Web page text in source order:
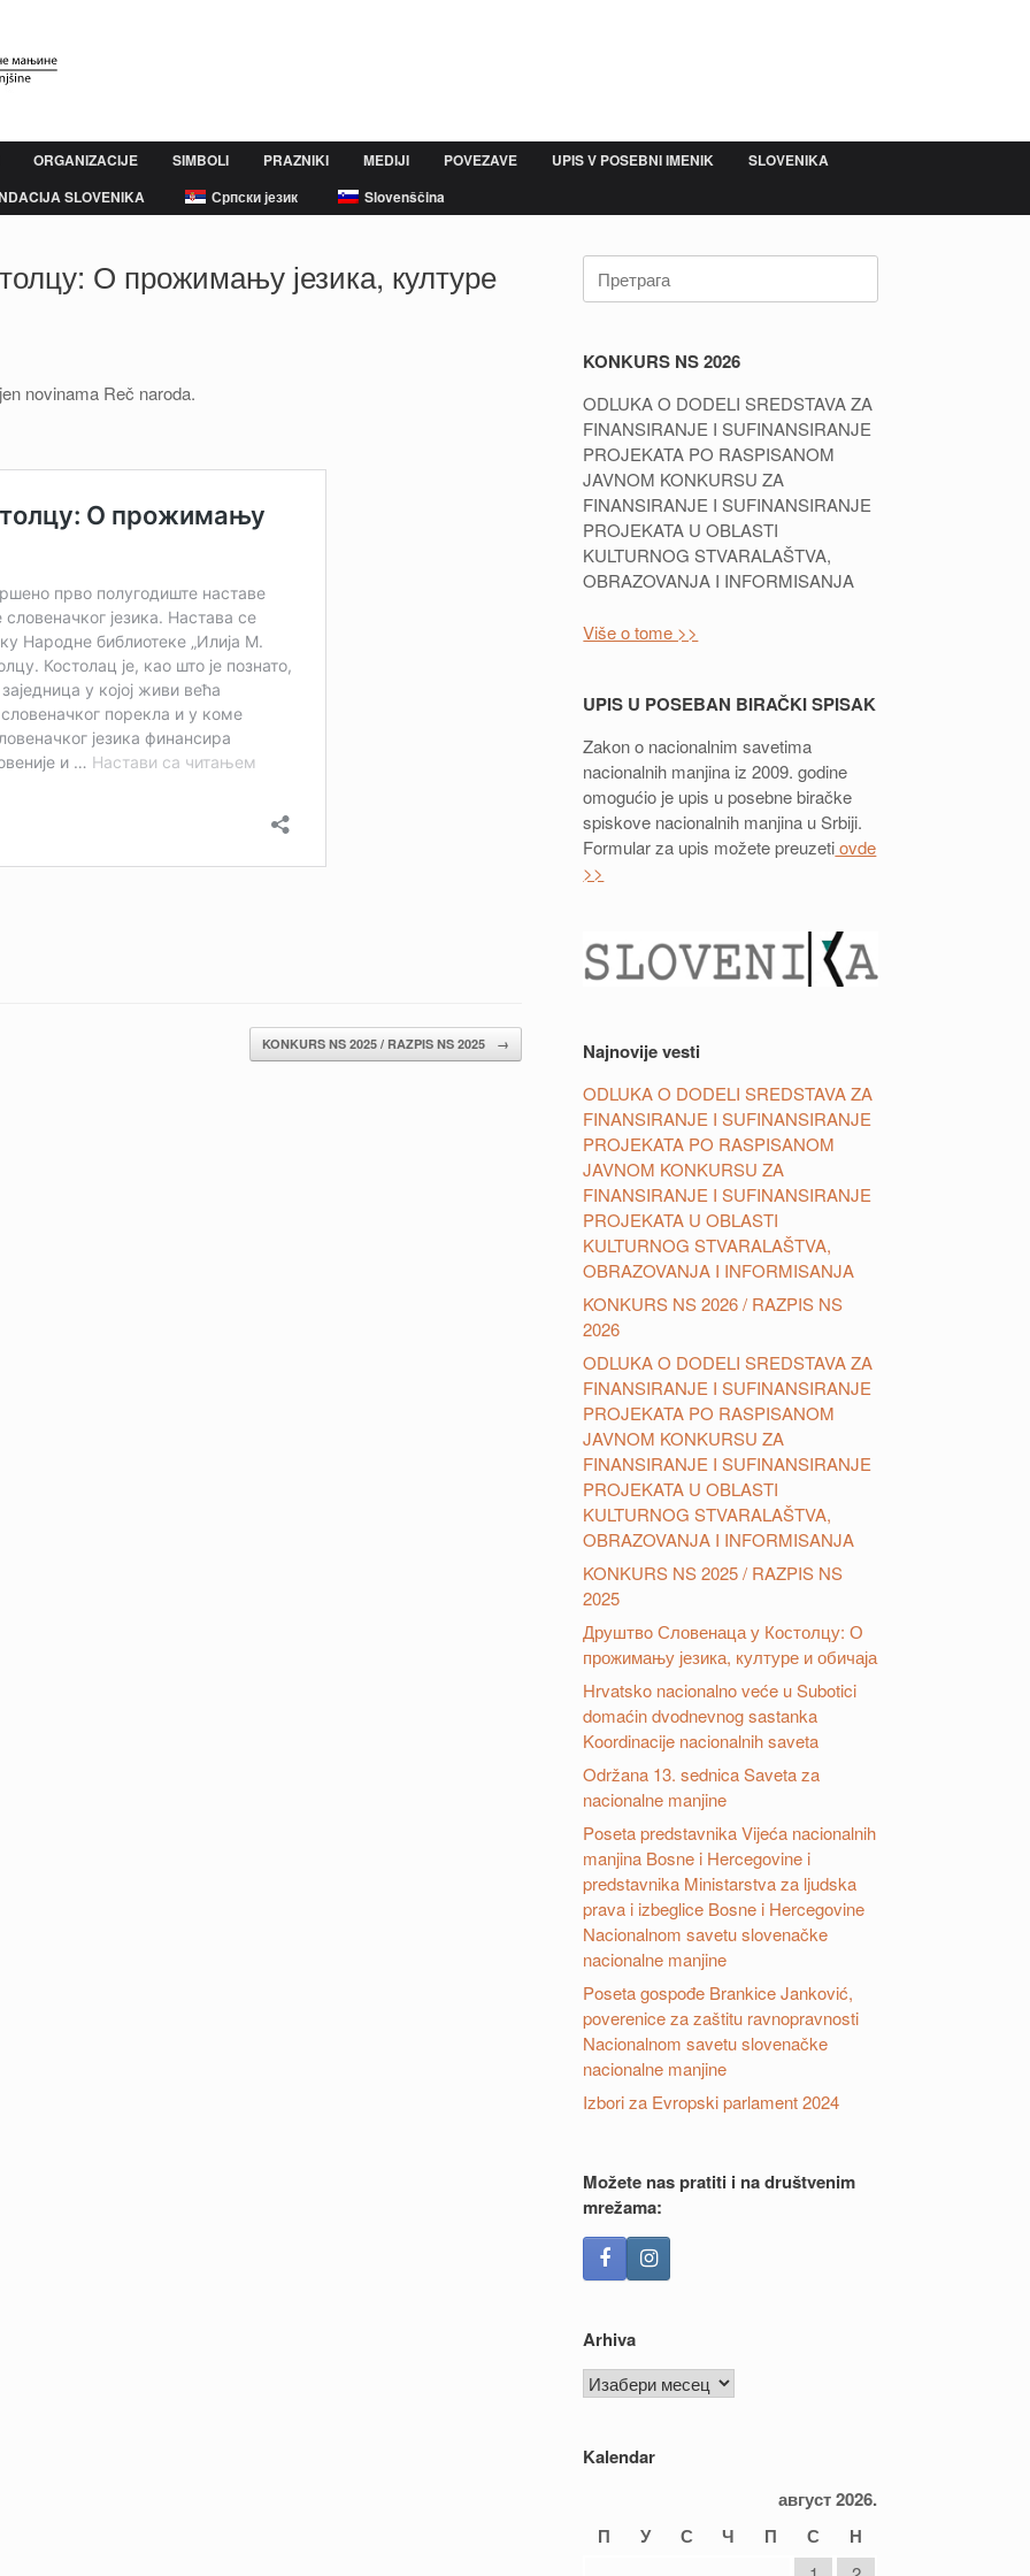
ORGANIZACIJE SIMBOLI PRAZNIKI MEDIJI POVEZAVE UPIS V POSEBNI IMENIK
SLOVENIKA
SLOVENIKA Српски језик Slovenščina
О прожимању језика, културе
novinama Reč naroda.
KONKURS NS 2025 / RAZPIS NS 2025 →
KONKURS NS 2026
ODLUKA O DODELI SREDSTAVA ZA
FINANSIRANJE I SUFINANSIRANJE
PROJEKATA PO RASPISANOM
JAVNOM KONKURSU ZA
FINANSIRANJE I SUFINANSIRANJE
PROJEKATA U OBLASTI
KULTURNOG STVARALAŠTVA,
OBRAZOVANJA I INFORMISANJA
Više o tome >>
UPIS U POSEBAN BIRAČKI SPISAK
Zakon o nacionalnim savetima
nacionalnih manjina iz 2009. godine
omogućio je upis u posebne biračke
spiskove nacionalnih manjina u Srbiji.
Formular za upis možete preuzetiovde
>>
Najnovije vesti
ODLUKA O DODELI SREDSTAVA ZA
FINANSIRANJE I SUFINANSIRANJE
PROJEKATA PO RASPISANOM
JAVNOM KONKURSU ZA
FINANSIRANJE I SUFINANSIRANJE
PROJEKATA U OBLASTI
KULTURNOG STVARALAŠTVA,
OBRAZOVANJA I INFORMISANJA
KONKURS NS 2026 / RAZPIS NS
2026
ODLUKA O DODELI SREDSTAVA ZA
FINANSIRANJE I SUFINANSIRANJE
PROJEKATA PO RASPISANOM
JAVNOM KONKURSU ZA
FINANSIRANJE I SUFINANSIRANJE
PROJEKATA U OBLASTI
KULTURNOG STVARALAŠTVA,
OBRAZOVANJA I INFORMISANJA
KONKURS NS 2025 / RAZPIS NS
2025
Друштвo Словенаца у Костолцу: О
прожимању језика, културе и обичаја
Hrvatsko nacionalno veće u Subotici
domaćin dvodnevnog sastanka
Koordinacije nacionalnih saveta
Održana 13. sednica Saveta za
nacionalne manjine
Poseta predstavnika Vijeća nacionalnih
manjina Bosne i Hercegovine i
predstavnika Ministarstva za ljudska
prava i izbeglice Bosne i Hercegovine
Nacionalnom savetu slovenačke
nacionalne manjine
Poseta gospođe Brankice Janković,
poverenice za zaštitu ravnopravnosti
Nacionalnom savetu slovenačke
nacionalne manjine
Izbori za Evropski parlament 2024
Možete nas pratiti i na društvenim
mrežama:
Arhiva
Arhiva
Kalendar
август 2026.
П
У С Ч П С Н